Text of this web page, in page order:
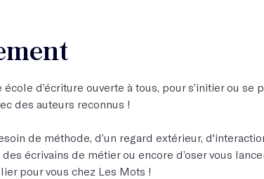
d’écriture ouverte à tous, pour s’initier ou se
des auteurs reconnus !
de méthode, d’un regard extérieur,
écrivains de métier ou encore d’oser vous
pour vous chez Les Mots !